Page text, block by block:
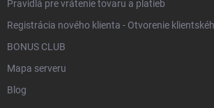
Pravidlá pre vrátenie tovaru a platieb
Registrácia nového klienta - Otvorenie
BONUS CLUB
Mapa serveru
Blog